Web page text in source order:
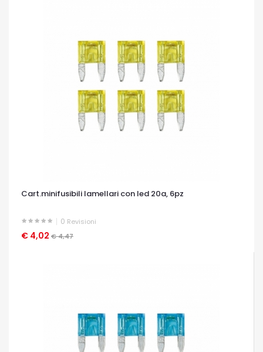
Cart.minifusibili lamellari con led 20a, 6pz
0 Revisioni
€ 4,02 € 4,47
OCCHIATA VELOCE